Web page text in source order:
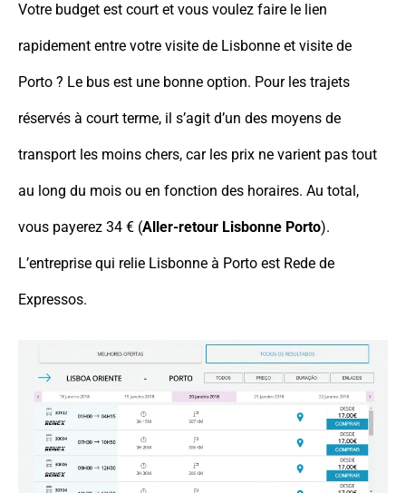
Votre budget est court et vous voulez faire le lien
rapidement entre votre visite de Lisbonne et visite de
Porto ? Le bus est une bonne option. Pour les trajets
réservés à court terme, il s’agit d’un des moyens de
transport les moins chers, car les prix ne varient pas tout
au long du mois ou en fonction des horaires. Au total,
vous payerez 34 € (Aller-retour Lisbonne Porto).
L’entreprise qui relie Lisbonne à Porto est Rede de
Expressos.